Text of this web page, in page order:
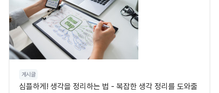
게시글
심플하게! 생각을 정리하는 법 - 복잡한 생각 정리를 도와줄